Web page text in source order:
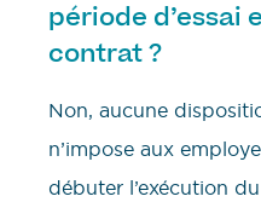
période d’essai
contrat ?
Non, aucune
n’impose aux
débuter l’exécution